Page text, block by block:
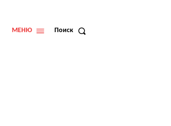
МЕНЮ Поиск